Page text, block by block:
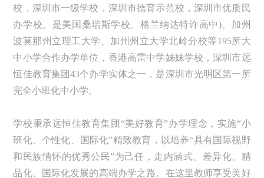
校，深圳市一级学校，深圳市德育示范校，深圳市优质民
办学校。是美国桑瑞斯学校、格兰纳达特许高中)、加州
波莫那州立理工大学、加州州立大学北岭分校等195所大
中小学合作办学单位，香港高雷中学姊妹学校，深圳市远
恒佳教育集团43个办学实体之一，是深圳市光明区第一所
完全小班化中小学。
学校秉承远恒佳教育集团“美好教育”办学理念，实施“小
班化、个性化、国际化”精致教育，以培养“具有国际视野
和民族情怀的优秀公民”为己任，走内涵式、差异化、精
品化、国际化发展的高端办学之路。在这里教师享受美好